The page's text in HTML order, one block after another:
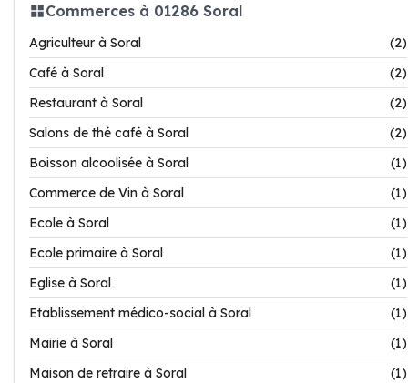
Commerces à 01286 Soral
Agriculteur à Soral
(2)
Café à Soral
(2)
Restaurant à Soral
(2)
Salons de thé café à Soral
(2)
Boisson alcoolisée à Soral
(1)
Commerce de Vin à Soral
(1)
Ecole à Soral
(1)
Ecole primaire à Soral
(1)
Eglise à Soral
(1)
Etablissement médico-social à Soral
(1)
Mairie à Soral
(1)
Maison de retraire à Soral
(1)